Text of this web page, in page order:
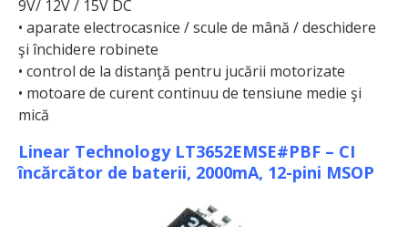
9V/ 12V / 15V DC
• aparate electrocasnice / scule de mână / deschidere
şi închidere robinete
• control de la distanţă pentru jucării motorizate
• motoare de curent continuu de tensiune medie şi
mică
Linear Technology LT3652EMSE#PBF – CI
încărcător de baterii, 2000mA, 12-pini MSOP